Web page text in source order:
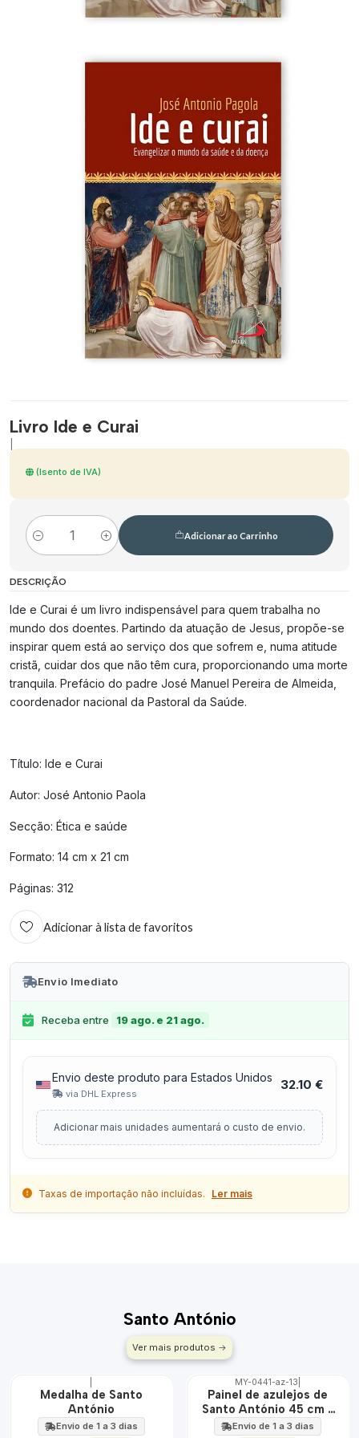
Livro Ide e Curai
(Isento de IVA)
Quantidade
Adicionar ao Carrinho
DESCRIÇÃO
Ide e Curai é um livro indispensável para quem trabalha no
mundo dos doentes. Partindo da atuação de Jesus, propõe-se
inspirar quem está ao serviço dos que sofrem e, numa atitude
cristã, cuidar dos que não têm cura, proporcionando uma morte
tranquila. Prefácio do padre José Manuel Pereira de Almeida,
coordenador nacional da Pastoral da Saúde.
Título: Ide e Curai
Autor: José Antonio Paola
Secção: Ética e saúde
Formato: 14 cm x 21 cm
Páginas: 312
Adicionar à lista de favoritos
Envio Imediato
Receba entre 19 ago. e 21 ago.
Envio deste produto para Estados Unidos
via DHL Express
32.10 €
Adicionar mais unidades aumentará o custo de envio.
Taxas de importação não incluídas. Ler mais
Santo António
Ver mais produtos
DESCONTO
Medalha de Santo
António
Envio de 1 a 3 dias
🇵🇹
100%
EXT.
MY-0441-az-13
Painel de azulejos de
Santo António 45 cm x
60 cm
Envio de 1 a 3 dias